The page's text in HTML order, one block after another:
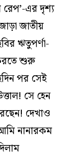
রেপ’-এর দৃশ‌্য
জাতীয়
ঋতুপর্ণা-
শুরু
পর সেই
সে হেন
দেখাও
নানারকম